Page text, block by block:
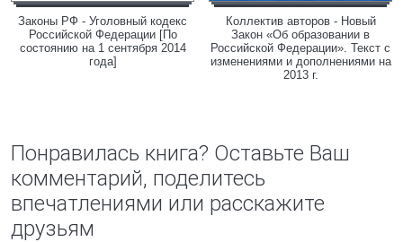
Законы РФ - Уголовный кодекс
Российской Федерации [По
состоянию на 1 сентября 2014
года]
Коллектив авторов - Новый
Закон «Об образовании в
Российской Федерации». Текст с
изменениями и дополнениями на
2013 г.
Понравилась книга? Оставьте Ваш
комментарий, поделитесь
впечатлениями или расскажите
друзьям